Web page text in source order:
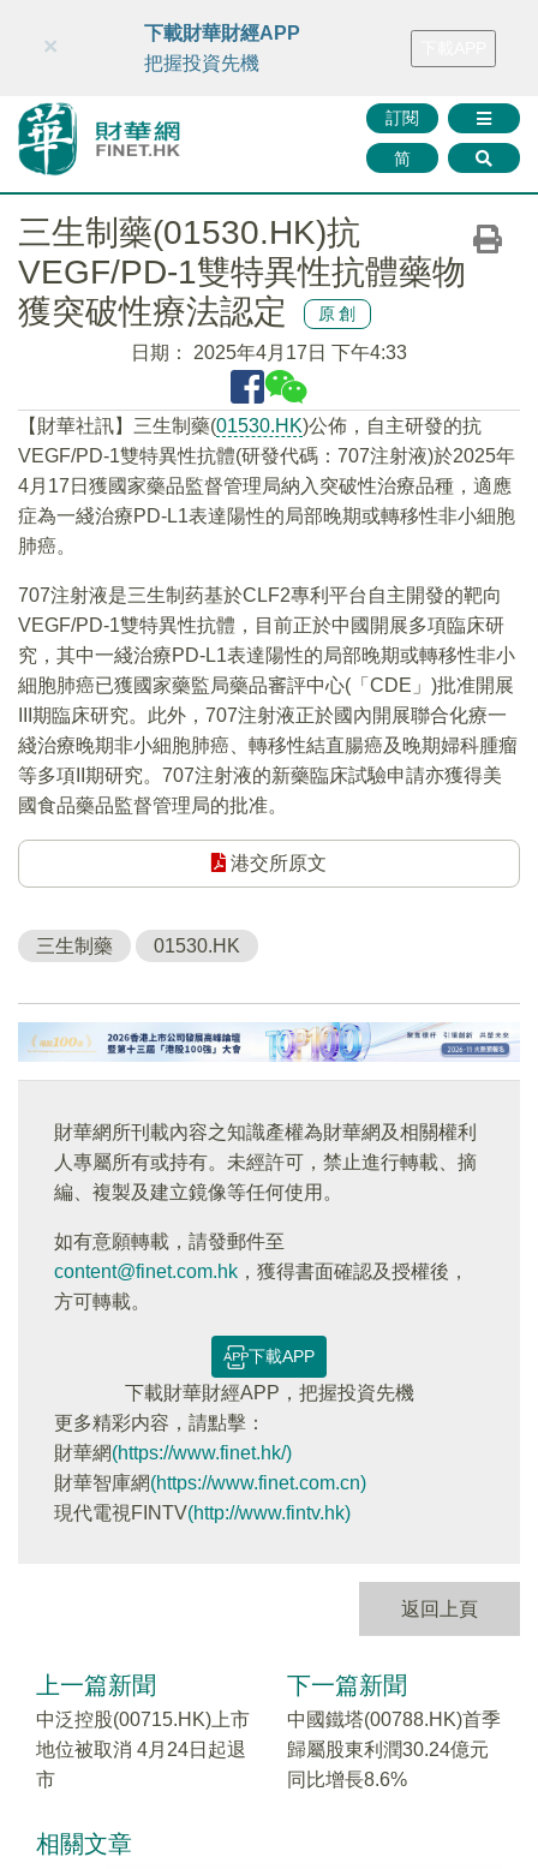
財華智庫網 FINTV FINMETA 財華證券 媒體矩陣
訂閱
简
×
下載財華財經APP
把握投資先機
三生制藥(01530.HK)抗
VEGF/PD-1雙特異性抗體藥物
獲突破性療法認定
原創
日期： 2025年4月17日 下午4:33
【財華社訊】三生制藥(01530.HK)公佈，自主研發的抗
VEGF/PD-1雙特異性抗體(研發代碼：707注射液)於2025年
4月17日獲國家藥品監督管理局納入突破性治療品種，適應
症為一綫治療PD-L1表達陽性的局部晚期或轉移性非小細胞
肺癌。
707注射液是三生制药基於CLF2專利平台自主開發的靶向
VEGF/PD-1雙特異性抗體，目前正於中國開展多項臨床研
究，其中一綫治療PD-L1表達陽性的局部晚期或轉移性非小
細胞肺癌已獲國家藥監局藥品審評中心(「CDE」)批准開展
III期臨床研究。此外，707注射液正於國內開展聯合化療一
綫治療晚期非小細胞肺癌、轉移性結直腸癌及晚期婦科腫瘤
等多項II期研究。707注射液的新藥臨床試驗申請亦獲得美
國食品藥品監督管理局的批准。
港交所原文
三生制藥 01530.HK
財華網所刊載內容之知識產權為財華網及相關權利
人專屬所有或持有。未經許可，禁止進行轉載、摘
編、複製及建立鏡像等任何使用。
如有意願轉載，請發郵件至
content@finet.com.hk ，獲得書面確認及授權後，
方可轉載。
下載APP
下載財華財經APP，把握投資先機
更多精彩内容，請點擊：
財華網(https://www.finet.hk/)
財華智庫網(https://www.finet.com.cn)
現代電視FINTV(http://www.fintv.hk)
返回上頁
上一篇新聞
中泛控股(00715.HK)上市
地位被取消 4月24日起退
市
下一篇新聞
中國鐵塔(00788.HK)首季
歸屬股東利潤30.24億元
同比增長8.6%
相關文章